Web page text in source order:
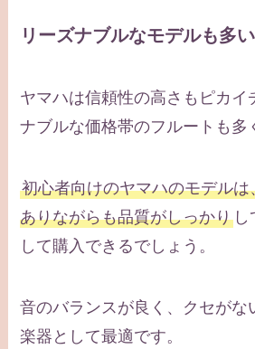
リーズナブルなモデルも多
ヤマハは信頼性の高さもピカイ
ナブルな価格帯のフルートも多
初心者向けのヤマハのモデル
ありながらも品質がしっかり
して購入できるでしょう。
音のバランスが良く、クセがな
楽器として最適です。